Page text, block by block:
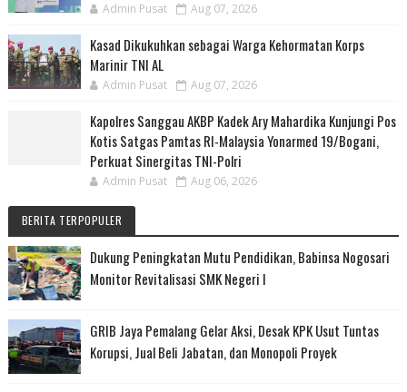
Admin Pusat Aug 07, 2026
Kasad Dikukuhkan sebagai Warga Kehormatan Korps
Marinir TNI AL
Admin Pusat Aug 07, 2026
Kapolres Sanggau AKBP Kadek Ary Mahardika Kunjungi Pos
Kotis Satgas Pamtas RI-Malaysia Yonarmed 19/Bogani,
Perkuat Sinergitas TNI-Polri
Admin Pusat Aug 06, 2026
BERITA TERPOPULER
Dukung Peningkatan Mutu Pendidikan, Babinsa Nogosari
Monitor Revitalisasi SMK Negeri I
GRIB Jaya Pemalang Gelar Aksi, Desak KPK Usut Tuntas
Korupsi, Jual Beli Jabatan, dan Monopoli Proyek